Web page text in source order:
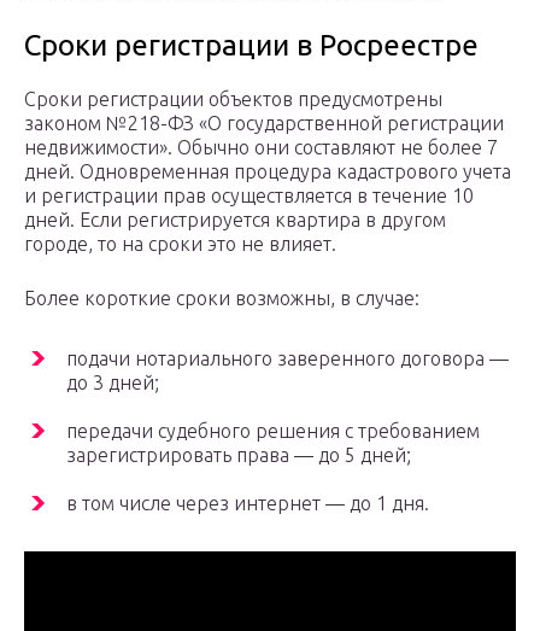
Сроки регистрации в Росреестре
Сроки регистрации объектов предусмотрены
законом №218-ФЗ «О государственной регистрации
недвижимости». Обычно они составляют не более 7
дней. Одновременная процедура кадастрового учета
и регистрации прав осуществляется в течение 10
дней. Если регистрируется квартира в другом
городе, то на сроки это не влияет.
Более короткие сроки возможны, в случае:
подачи нотариального заверенного договора —
до 3 дней;
передачи судебного решения с требованием
зарегистрировать права — до 5 дней;
в том числе через интернет — до 1 дня.